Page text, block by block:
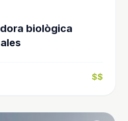
biològica
$$